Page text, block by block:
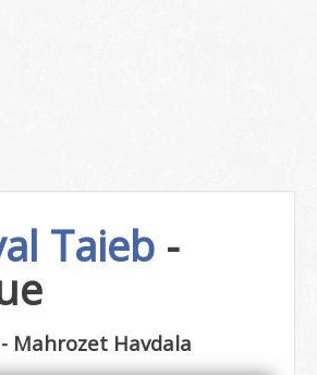
Taieb -
Mahrozet Havdala